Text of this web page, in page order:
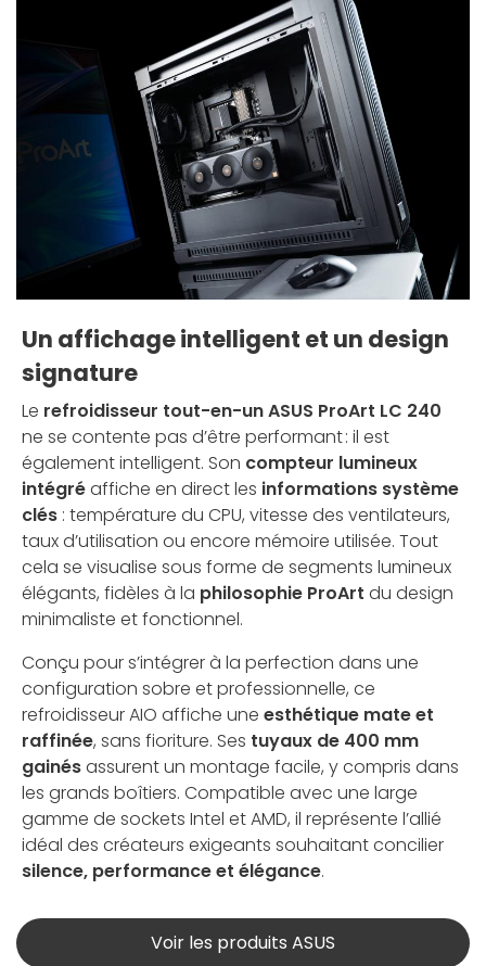
Un affichage intelligent et un design
signature
Le refroidisseur tout-en-un ASUS ProArt LC 240
ne se contente pas d’être performant : il est
également intelligent. Son compteur lumineux
intégréaffiche en direct les informations système
clés : température du CPU, vitesse des ventilateurs,
taux d’utilisation ou encore mémoire utilisée. Tout
cela se visualise sous forme de segments lumineux
élégants, fidèles à la philosophie ProArt du design
minimaliste et fonctionnel.
Conçu pour s’intégrer à la perfection dans une
configuration sobre et professionnelle, ce
refroidisseur AIO affiche une esthétique mate et
raffinée, sans fioriture. Ses tuyaux de 400 mm
gainésassurent un montage facile, y compris dans
les grands boîtiers. Compatible avec une large
gamme de sockets Intel et AMD, il représente l’allié
idéal des créateurs exigeants souhaitant concilier
silence, performance et élégance.
Voir les produits ASUS